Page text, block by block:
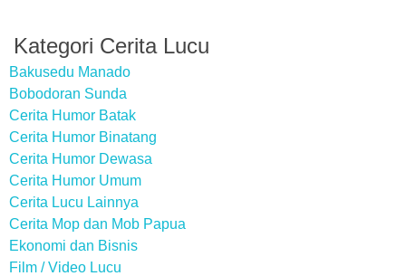
Kategori Cerita Lucu
Bakusedu Manado
Bobodoran Sunda
Cerita Humor Batak
Cerita Humor Binatang
Cerita Humor Dewasa
Cerita Humor Umum
Cerita Lucu Lainnya
Cerita Mop dan Mob Papua
Ekonomi dan Bisnis
Film / Video Lucu